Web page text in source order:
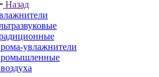
Назад
увлажнители